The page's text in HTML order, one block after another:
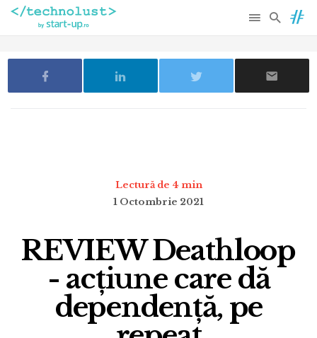
Lectură de 4 min
1 Octombrie 2021
REVIEW Deathloop
- acțiune care dă
dependență, pe